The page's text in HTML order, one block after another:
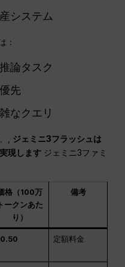
システム
：
論タスク
先
なクエリ
, ジェミニ3フラッシュは
現します ジェミニ3ファミ
格（100万
トークンあた
り）
備考
定額料金